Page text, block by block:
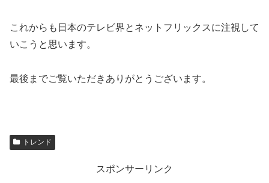
これからも日本のテレビ界とネットフリックスに注視して
いこうと思います。
最後までご覧いただきありがとうございます。
トレンド
スポンサーリンク